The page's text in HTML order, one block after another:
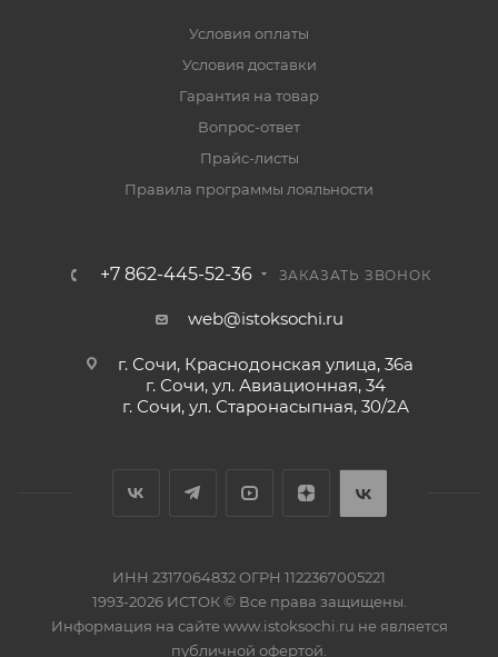
Условия оплаты
Условия доставки
Гарантия на товар
Вопрос-ответ
Прайс-листы
Правила программы лояльности
+7 862-445-52-36 ЗАКАЗАТЬ ЗВОНОК
web@istoksochi.ru
г. Сочи, Краснодонская улица, 36а
г. Сочи, ул. Авиационная, 34
г. Сочи, ул. Старонасыпная, 30/2А
ИНН 2317064832 ОГРН 1122367005221
1993-2026 ИСТОК © Все права защищены.
Информация на сайте www.istoksochi.ru не является
публичной офертой.